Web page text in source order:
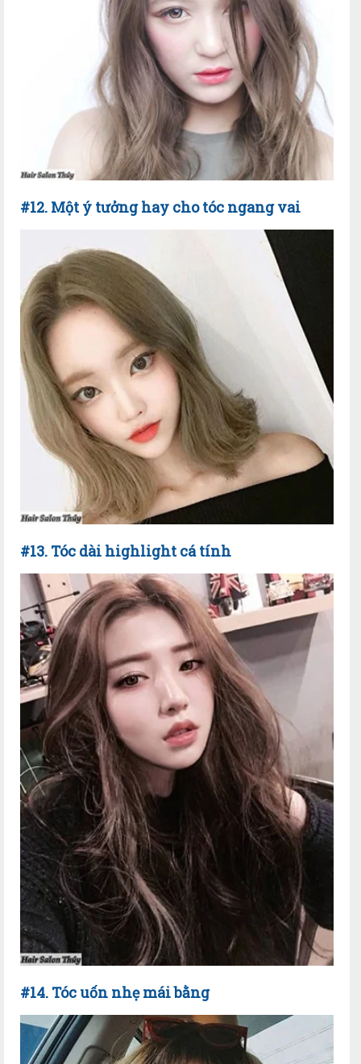
#12. Một ý tưởng hay cho tóc ngang vai
#13. Tóc dài highlight cá tính
#14. Tóc uốn nhẹ mái bằng